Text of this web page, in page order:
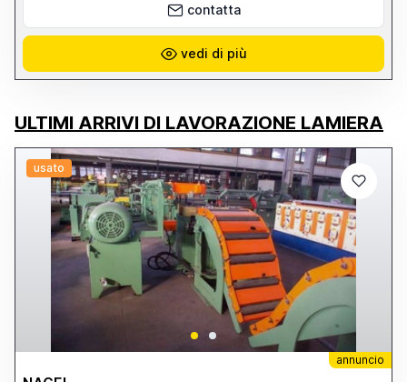
contatta
vedi di più
ULTIMI ARRIVI DI LAVORAZIONE LAMIERA
usato
annuncio